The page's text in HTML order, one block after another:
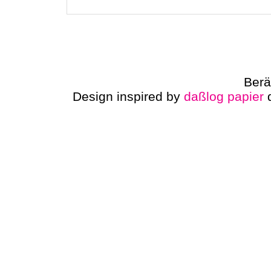
Design inspired by daßlog papier